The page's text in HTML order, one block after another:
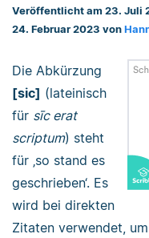
Veröffentlicht am 23. Juli
24. Februar 2023 von
Die Abkürzung
[sic] (lateinisch
für sīc erat
scriptum) steht
für ‚so stand es
geschrieben‘. Es
wird bei direkten
Zitaten verwendet,